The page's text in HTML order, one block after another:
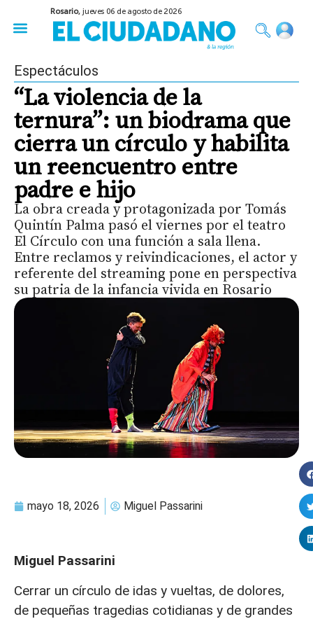
Rosario,jueves 06 de agosto de 2026
Espectáculos
“La violencia de la
ternura”: un biodrama que
cierra un círculo y habilita
un reencuentro entre
padre e hijo
La obra creada y protagonizada por Tomás
Quintín Palma pasó el viernes por el teatro
El Círculo con una función a sala llena.
Entre reclamos y reivindicaciones, el actor y
referente del streaming pone en perspectiva
su patria de la infancia vivida en Rosario
mayo 18, 2026 Miguel Passarini
Miguel Passarini
Cerrar un círculo de idas y vueltas, de dolores,
de pequeñas tragedias cotidianas y de grandes